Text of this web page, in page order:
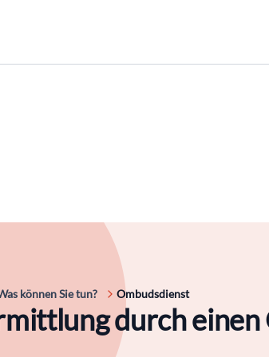
können Sie tun? Ombudsdienst
durch